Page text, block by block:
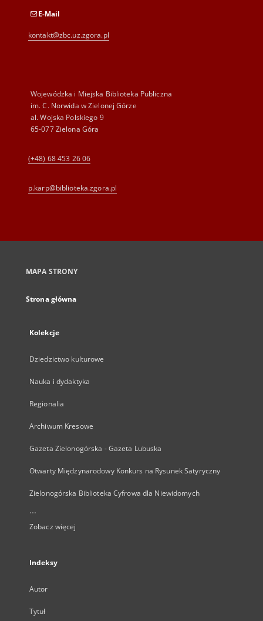
E-Mail
kontakt@zbc.uz.zgora.pl
Wojewódzka i Miejska Biblioteka Publiczna
im. C. Norwida w Zielonej Górze
al. Wojska Polskiego 9
65-077 Zielona Góra
(+48) 68 453 26 06
p.karp@biblioteka.zgora.pl
MAPA STRONY
Strona główna
Kolekcje
Dziedzictwo kulturowe
Nauka i dydaktyka
Regionalia
Archiwum Kresowe
Gazeta Zielonogórska - Gazeta Lubuska
Otwarty Międzynarodowy Konkurs na Rysunek Satyryczny
Zielonogórska Biblioteka Cyfrowa dla Niewidomych
...
Zobacz więcej
Indeksy
Autor
Tytuł